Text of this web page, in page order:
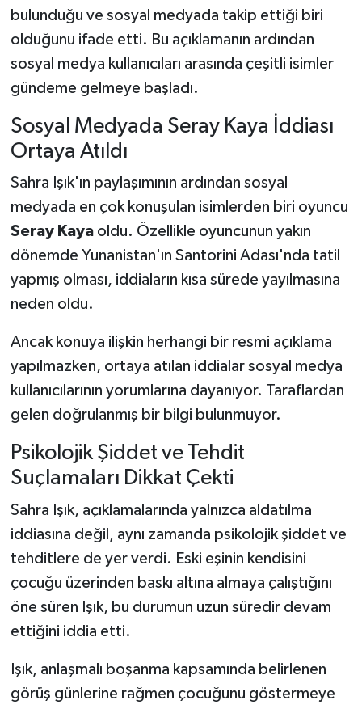
bulunduğu ve sosyal medyada takip ettiği biri
olduğunu ifade etti. Bu açıklamanın ardından
sosyal medya kullanıcıları arasında çeşitli isimler
gündeme gelmeye başladı.
Sosyal Medyada Seray Kaya İddiası
Ortaya Atıldı
Sahra Işık'ın paylaşımının ardından sosyal
medyada en çok konuşulan isimlerden biri oyuncu
Seray Kayaoldu. Özellikle oyuncunun yakın
dönemde Yunanistan'ın Santorini Adası'nda tatil
yapmış olması, iddiaların kısa sürede yayılmasına
neden oldu.
Ancak konuya ilişkin herhangi bir resmi açıklama
yapılmazken, ortaya atılan iddialar sosyal medya
kullanıcılarının yorumlarına dayanıyor. Taraflardan
gelen doğrulanmış bir bilgi bulunmuyor.
Psikolojik Şiddet ve Tehdit
Suçlamaları Dikkat Çekti
Sahra Işık, açıklamalarında yalnızca aldatılma
iddiasına değil, aynı zamanda psikolojik şiddet ve
tehditlere de yer verdi. Eski eşinin kendisini
çocuğu üzerinden baskı altına almaya çalıştığını
öne süren Işık, bu durumun uzun süredir devam
ettiğini iddia etti.
Işık, anlaşmalı boşanma kapsamında belirlenen
görüş günlerine rağmen çocuğunu göstermeye